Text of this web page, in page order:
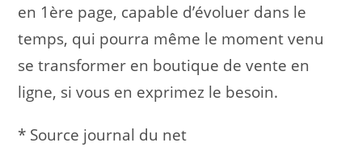
en 1ère page, capable d’évoluer dans le
temps, qui pourra même le moment venu
se transformer en boutique de vente en
ligne, si vous en exprimez le besoin.
* Source journal du net